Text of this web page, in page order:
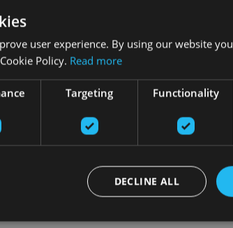
user experience. By using our website
Policy. Read more
Targeting Functionality
DECLINE ALL